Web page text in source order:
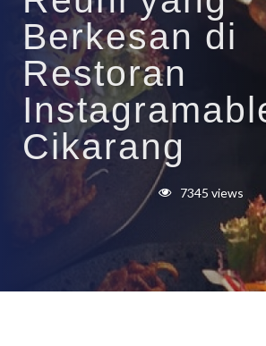
Berkesan di
Restoran
Cikarang
7345 views